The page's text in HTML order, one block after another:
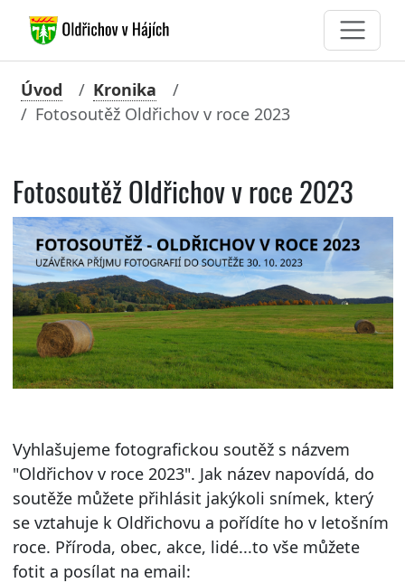
Úvod
Kronika
Fotosoutěž Oldřichov v roce 2023
Fotosoutěž Oldřichov v roce 2023
Vyhlašujeme fotografickou soutěž s názvem
"Oldřichov v roce 2023". Jak název napovídá, do
soutěže můžete přihlásit jakýkoli snímek, který
se vztahuje k Oldřichovu a pořídíte ho v letošním
roce. Příroda, obec, akce, lidé...to vše můžete
fotit a posílat na email: